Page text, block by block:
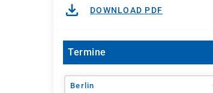
DOWNLOAD PDF
Termine
Berlin